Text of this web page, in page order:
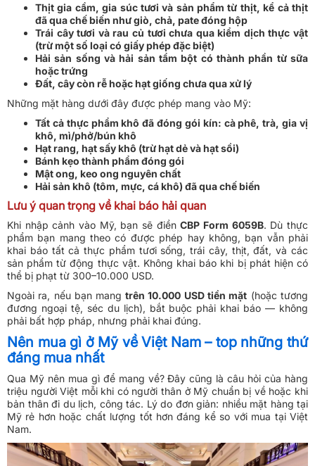
Thịt gia cầm, gia súc tươi và sản phẩm từ thịt, kể cả thịt
đã qua chế biến như giò, chả, pate đóng hộp
Trái cây tươi và rau củ tươi chưa qua kiểm dịch thực vật
(trừ một số loại có giấy phép đặc biệt)
Hải sản sống và hải sản tẩm bột có thành phần từ sữa
hoặc trứng
Đất, cây còn rễ hoặc hạt giống chưa qua xử lý
Những mặt hàng dưới đây được phép mang vào Mỹ:
Tất cả thực phẩm khô đã đóng gói kín: cà phê, trà, gia vị
khô, mì/phở/bún khô
Hạt rang, hạt sấy khô (trừ hạt dẻ và hạt sồi)
Bánh kẹo thành phẩm đóng gói
Mật ong, keo ong nguyên chất
Hải sản khô (tôm, mực, cá khô) đã qua chế biến
Lưu ý quan trọng về khai báo hải quan
Khi nhập cảnh vào Mỹ, bạn sẽ điềnCBP Form 6059B. Dù thực
phẩm bạn mang theo có được phép hay không, bạn vẫn phải
khai báo tất cả thực phẩm tươi sống, trái cây, thịt, đất, và các
sản phẩm từ động thực vật. Không khai báo khi bị phát hiện có
thể bị phạt từ 300–10.000 USD.
Ngoài ra, nếu bạn mang trên 10.000 USD tiền mặt (hoặc tương
đương ngoại tệ, séc du lịch), bắt buộc phải khai báo — không
phải bất hợp pháp, nhưng phải khai đúng.
Nên mua gì ở Mỹ về Việt Nam – top những thứ
đáng mua nhất
Qua Mỹ nên mua gì để mang về? Đây cũng là câu hỏi của hàng
triệu người Việt mỗi khi có người thân ở Mỹ chuẩn bị về hoặc khi
bản thân đi du lịch, công tác. Lý do đơn giản: nhiều mặt hàng tại
Mỹ rẻ hơn hoặc chất lượng tốt hơn đáng kể so với mua tại Việt
Nam.